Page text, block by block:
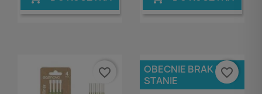
favorite_border
OBECNIE BRAK NA
STANIE
favorite_border